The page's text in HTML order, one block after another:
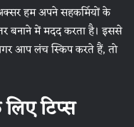
हम अपने सहकर्मियों के
बनाने में मदद करता है। इससे
आप लंच स्किप करते हैं, तो
टिप्स